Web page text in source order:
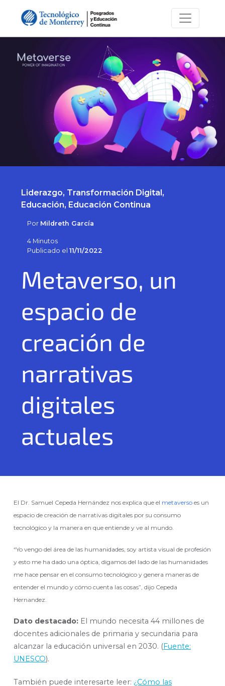
Liderazgo, Transformación Digital,
Educación, Educación Continua
Por Mildreth García
4 Minutos
Publicado el 11/11/2022
Metaverso, un
espacio de
creación de
narrativas
digitales
actuales
El Dr. Samuel Cepeda Hernández nos explica que el metaverso es un
espacio de creación de narrativas digitales por su consumo
tecnológico y la manera en que entiende y ve al mundo.
“Yo vengo del área de las humanidades, soy artista visual de profesión
y esto me ha dado una óptica, digamos del lado de las humanidades
me hace pensar en el consumo tecnológico y genera maneras de
entender el mundo y cómo cuenta las cosas”, dijo Cepeda
Hernandez.
Dato destacado: El mundo necesita 44 millones de
docentes adicionales de primaria y secundaria para
alcanzar la educación universal en 2030. (Fuente:
UNESCO).
También puede interesarte leer: ¿Cómo las